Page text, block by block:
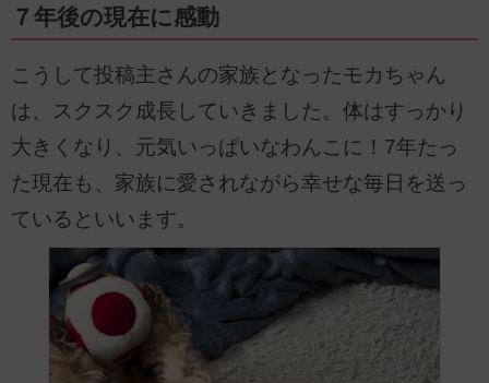
７年後の現在に感動
こうして投稿主さんの家族となったモカちゃん
は、スクスク成長していきました。体はすっかり
大きくなり、元気いっぱいなわんこに！7年たっ
た現在も、家族に愛されながら幸せな毎日を送っ
ているといいます。